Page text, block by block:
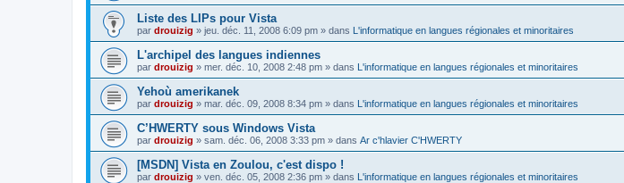
Liste des LIPs pour Vista
par drouizig » jeu. déc. 11, 2008 6:09 pm » dans L'informatique en langues régionales et minoritaires
L'archipel des langues indiennes
par drouizig » mer. déc. 10, 2008 2:48 pm » dans L'informatique en langues régionales et minoritaires
Yehoù amerikanek
par drouizig » mar. déc. 09, 2008 8:34 pm » dans L'informatique en langues régionales et minoritaires
C’HWERTY sous Windows Vista
par drouizig » sam. déc. 06, 2008 3:33 pm » dans Ar c'hlavier C'HWERTY
[MSDN] Vista en Zoulou, c'est dispo !
par drouizig » ven. déc. 05, 2008 2:36 pm » dans L'informatique en langues régionales et minoritaires